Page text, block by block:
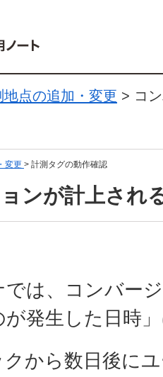
地点の追加・変更 > コ
変更 > 計測タグの動作確認
ンが計上され
は、コンバー
発生した日時
から数日後に